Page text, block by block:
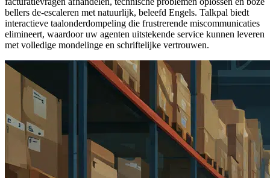
bellers de-escaleren met natuurlijk, beleefd Engels. Talkpal biedt
interactieve taalonderdompeling die frustrerende miscommunicaties
elimineert, waardoor uw agenten uitstekende service kunnen leveren
met volledige mondelinge en schriftelijke vertrouwen.